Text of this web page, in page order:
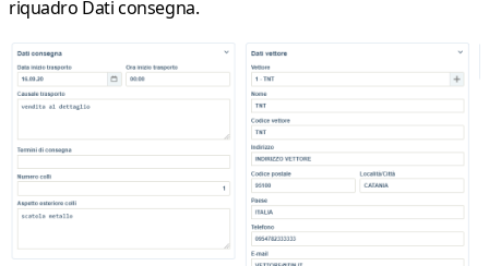
riquadro Dati consegna.